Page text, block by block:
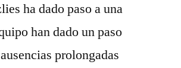
ha dado paso a una
han dado un paso
prolongadas